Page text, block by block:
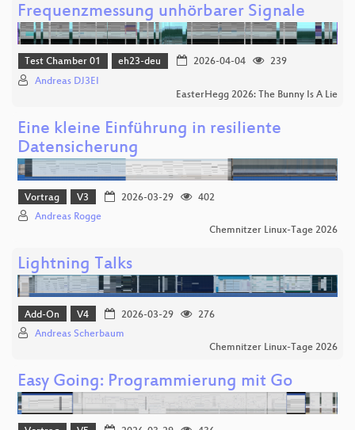
Frequenzmessung unhörbarer Signale
Test Chamber 01 eh23-deu 2026-04-04
239
Andreas DJ3EI
EasterHegg 2026: The Bunny Is A Lie
Eine kleine Einführung in resiliente
Datensicherung
Vortrag V3 2026-03-29
402
Andreas Rogge
Chemnitzer Linux-Tage 2026
Lightning Talks
Add-On V4 2026-03-29
276
Andreas Scherbaum
Chemnitzer Linux-Tage 2026
Easy Going: Programmierung mit Go